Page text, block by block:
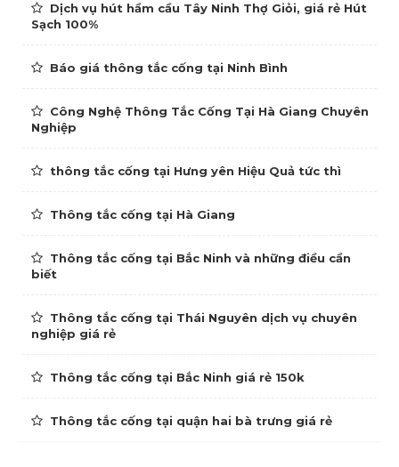
Dịch vụ hút hầm cầu Tây Ninh Thợ Giỏi, giá rẻ Hút
Sạch 100%
Báo giá thông tắc cống tại Ninh Bình
Công Nghệ Thông Tắc Cống Tại Hà Giang Chuyên
Nghiệp
thông tắc cống tại Hưng yên Hiệu Quả tức thì
Thông tắc cống tại Hà Giang
Thông tắc cống tại Bắc Ninh và những điều cần
biết
Thông tắc cống tại Thái Nguyên dịch vụ chuyên
nghiệp giá rẻ
Thông tắc cống tại Bắc Ninh giá rẻ 150k
Thông tắc cống tại quận hai bà trưng giá rẻ